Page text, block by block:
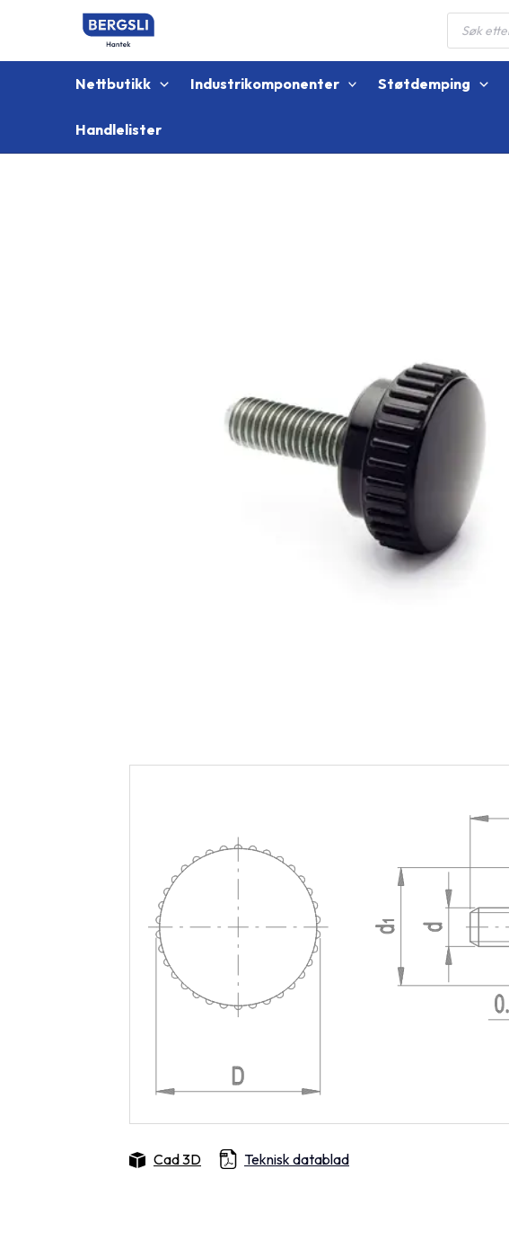
Products
search
Nettbutikk Industrikomponenter Støtdemping
Handlelister
Cad 3D Teknisk datablad